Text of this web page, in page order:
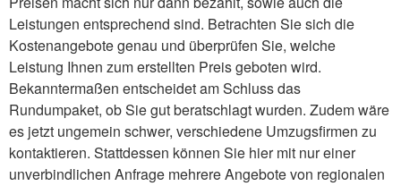
Leistungen entsprechend sind. Betrachten Sie sich die
Kostenangebote genau und überprüfen Sie, welche
Leistung Ihnen zum erstellten Preis geboten wird.
Bekanntermaßen entscheidet am Schluss das
Rundumpaket, ob Sie gut beratschlagt wurden. Zudem wäre
es jetzt ungemein schwer, verschiedene Umzugsfirmen zu
kontaktieren. Stattdessen können Sie hier mit nur einer
unverbindlichen Anfrage mehrere Angebote von regionalen